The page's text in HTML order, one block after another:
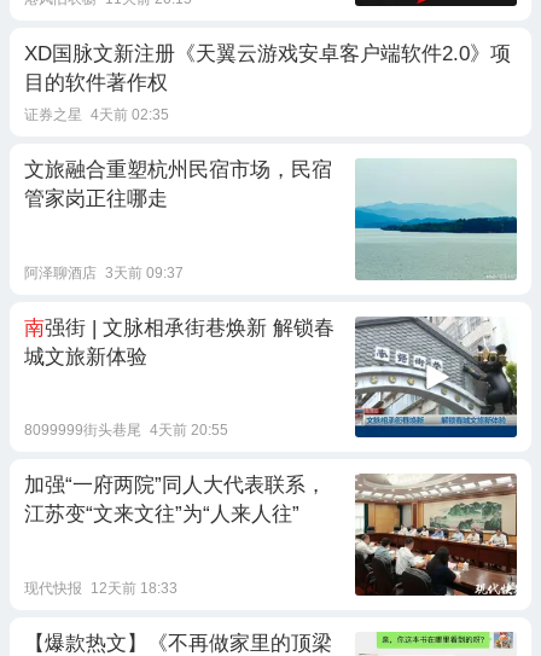
XD国脉文新注册《天翼云游戏安卓客户端软件2.0》项
目的软件著作权
证券之星 4天前 02:35
文旅融合重塑杭州民宿市场，民宿
管家岗正往哪走
阿泽聊酒店 3天前 09:37
南强街 | 文脉相承街巷焕新 解锁春
城文旅新体验
8099999街头巷尾 4天前 20:55
加强“一府两院”同人大代表联系，
江苏变“文来文往”为“人来人往”
现代快报 12天前 18:33
【爆款热文】《不再做家里的顶梁